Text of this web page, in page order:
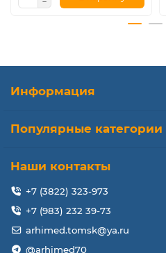
Информация
Популярные категории
Наши контакты
+7 (3822) 323-973
+7 (983) 232 39-73
arhimed.tomsk@ya.ru
@arhimed70